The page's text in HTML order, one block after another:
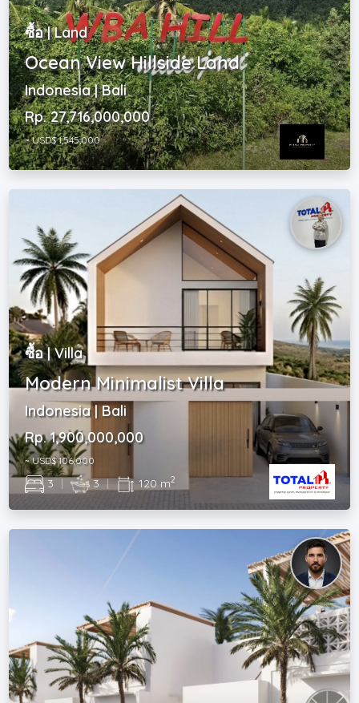
ซื้อ | Land
Ocean View Hillside Land
Indonesia | Bali
Rp. 27,716,000,000
~ USD$ 1,545,000
ซื้อ | Villa
Modern Minimalist Villa
Indonesia | Bali
Rp. 1,900,000,000
~ USD$ 106,000
3 | 3 | 120 m2